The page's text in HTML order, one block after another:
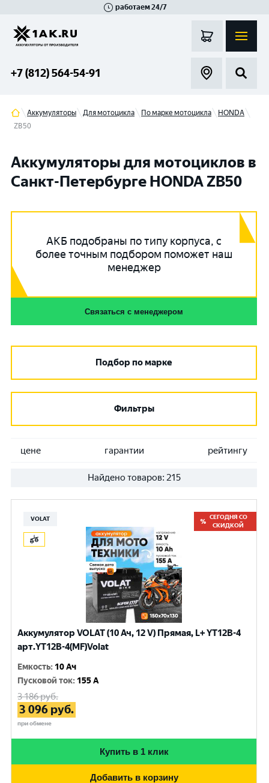
работаем 24/7
+7 (812) 564-54-91
Аккумуляторы Для мотоцикла По марке мотоцикла
HONDA
ZB50
Аккумуляторы для мотоциклов в
Санкт-Петербурге HONDA ZB50
АКБ подобраны по типу корпуса, с
более точным подбором поможет наш
менеджер
Связаться с менеджером
Подбор по марке
Фильтры
цене гарантии рейтингу
Найдено товаров: 215
VOLAT
СЕГОДНЯ СО
СКИДКОЙ
Аккумулятор VOLAT (10 Ач, 12 V) Прямая, L+ YT12B-4
арт.YT12B-4(MF)Volat
Емкость: 10 Ач
Пусковой ток: 155 A
3 186руб.
3 096 руб.
при обмене
Купить в 1 клик
Добавить в корзину
Гатчина